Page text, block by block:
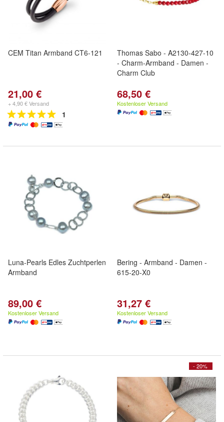
CEM Titan Armband CT6-121
21,00 €
+ 4,90 € Versand
1
Thomas Sabo - A2130-427-10
- Charm-Armband - Damen -
Charm Club
68,50 €
Kostenloser Versand
Luna-Pearls Edles Zuchtperlen
Armband
89,00 €
Kostenloser Versand
Bering - Armband - Damen -
615-20-X0
31,27 €
Kostenloser Versand
- 20%